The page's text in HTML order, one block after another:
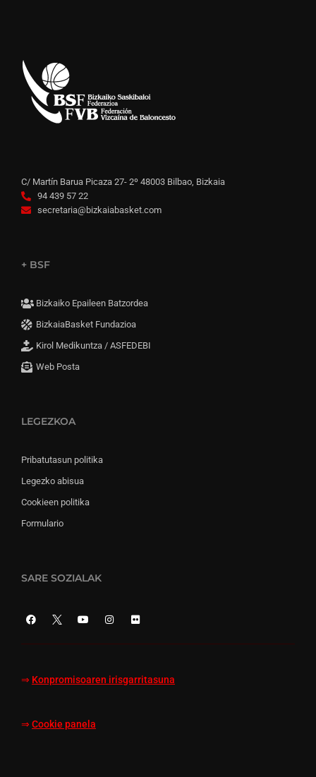
C/ Martín Barua Picaza 27- 2º 48003 Bilbao, Bizkaia
94 439 57 22
secretaria@bizkaiabasket.com
+ BSF
Bizkaiko Epaileen Batzordea
BizkaiaBasket Fundazioa
Kirol Medikuntza / ASFEDEBI
Web Posta
LEGEZKOA
Pribatutasun politika
Legezko abisua
Cookieen politika
Formulario
SARE SOZIALAK
⇒ Konpromisoaren irisgarritasuna
⇒ Cookie panela